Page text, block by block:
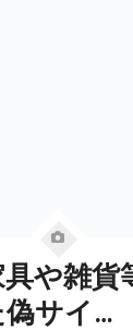
や雑貨
偽サイ…